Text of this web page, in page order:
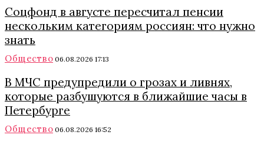
Соцфонд в августе пересчитал пенсии
нескольким категориям россиян: что нужно
знать
Общество 06.08.2026 17:13
В МЧС предупредили о грозах и ливнях,
которые разбушуются в ближайшие часы в
Петербурге
Общество 06.08.2026 16:52